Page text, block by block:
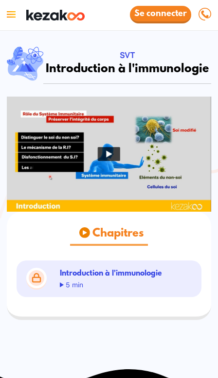
Se connecter
SVT
Introduction à l'immunologie
Chapitres
Introduction à l'immunologie
5 min